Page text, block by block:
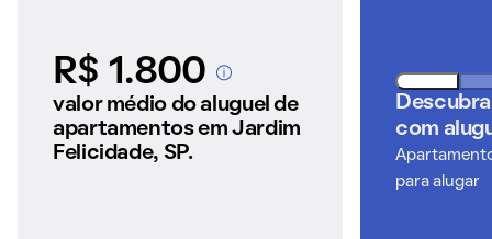
R$ 1.800A partir dos imóveis
anunciados pelo
QuintoAndar
valor médio do aluguel de
apartamentos em Jardim
Felicidade, SP.
com
para alugar